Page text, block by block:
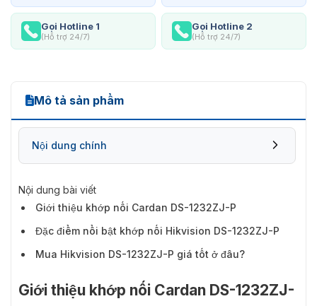
Gọi Hotline 1
(Hỗ trợ 24/7)
Gọi Hotline 2
(Hỗ trợ 24/7)
Mô tả sản phẩm
Nội dung chính
Nội dung bài viết
Giới thiệu khớp nối Cardan DS-1232ZJ-P
Đặc điểm nổi bật khớp nối Hikvision DS-1232ZJ-P
Mua Hikvision DS-1232ZJ-P giá tốt ở đâu?
Giới thiệu khớp nối Cardan DS-1232ZJ-